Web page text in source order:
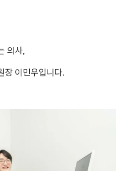
의사,
장 이민우입니다.